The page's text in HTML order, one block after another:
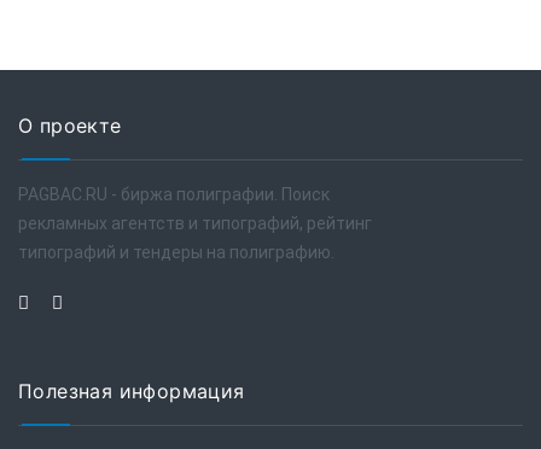
О проекте
PAGBAC.RU - биржа полиграфии. Поиск
рекламных агентств и типографий, рейтинг
типографий и тендеры на полиграфию.
Полезная информация